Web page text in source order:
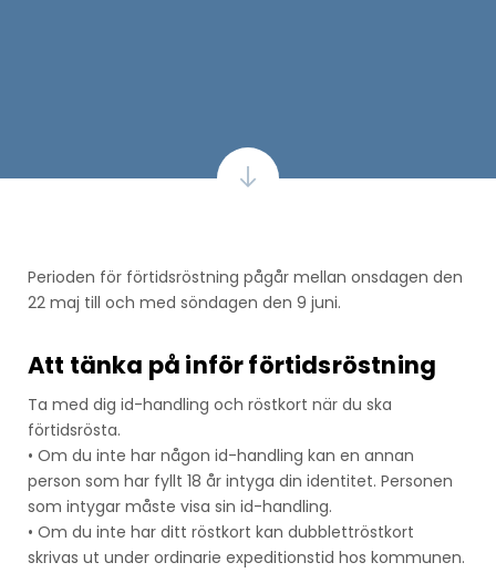
Perioden för förtidsröstning pågår mellan onsdagen den
22 maj till och med söndagen den 9 juni.
Att tänka på inför förtidsröstning
Ta med dig id-handling och röstkort när du ska
förtidsrösta.
• Om du inte har någon id-handling kan en annan
person som har fyllt 18 år intyga din identitet. Personen
som intygar måste visa sin id-handling.
• Om du inte har ditt röstkort kan dubblettröstkort
skrivas ut under ordinarie expeditionstid hos kommunen.